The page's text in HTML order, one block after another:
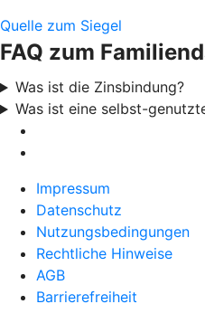
Quelle zum Siegel
FAQ zum
Was ist die Zinsbindung?
Was ist eine selbst-
Impressum
Datenschutz
Nutzungsbedingungen
Rechtliche Hinweise
AGB
Barrierefreiheit